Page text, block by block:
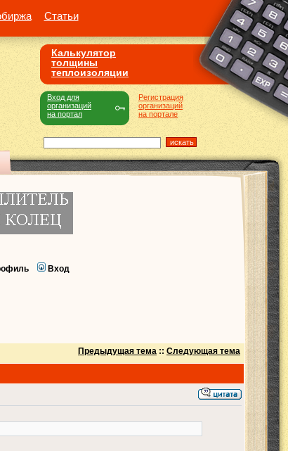
Статьи
Калькулятор
толщины
теплоизоляции
Регистрация
организаций
на портале
Вход для
организаций
на портал
Вход
Предыдущая тема :: Следующая тема